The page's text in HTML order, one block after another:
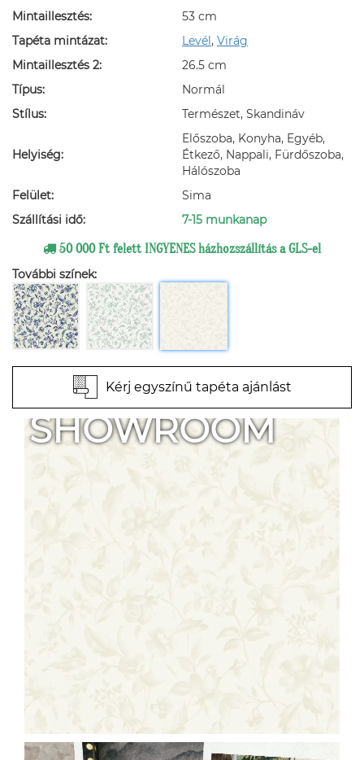
Mintaillesztés:
53 cm
Tapéta mintázat:
Levél, Virág
Mintaillesztés 2:
26.5 cm
Típus:
Normál
Stílus:
Természet, Skandináv
Helyiség:
Előszoba, Konyha, Egyéb,
Étkező, Nappali, Fürdőszoba,
Hálószoba
Felület:
Sima
Szállítási idő:
7-15 munkanap
50 000 Ft felett INGYENES házhozszállítás a GLS-el
További színek:
Kérj egyszínű tapéta ajánlást
SHOWROOM